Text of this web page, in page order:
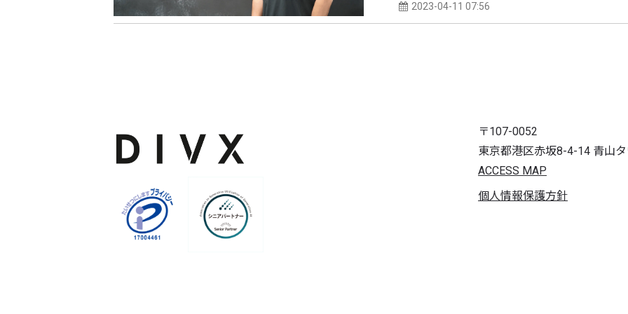
2023-04-11 07:56
〒107-0052
東京都港区赤坂8-4-14 青山
ACCESS MAP
個人情報保護方針